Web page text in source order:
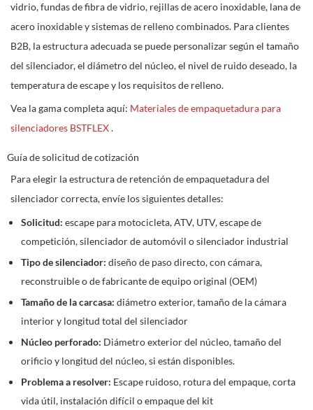
vidrio, fundas de fibra de vidrio, rejillas de acero inoxidable, lana de
acero inoxidable y sistemas de relleno combinados. Para clientes
B2B, la estructura adecuada se puede personalizar según el tamaño
del silenciador, el diámetro del núcleo, el nivel de ruido deseado, la
temperatura de escape y los requisitos de relleno.
Vea la gama completa aquí: Materiales de empaquetadura para
silenciadores BSTFLEX.
Guía de solicitud de cotización
Para elegir la estructura de retención de empaquetadura del
silenciador correcta, envíe los siguientes detalles:
Solicitud: escape para motocicleta, ATV, UTV, escape de
competición, silenciador de automóvil o silenciador industrial
Tipo de silenciador: diseño de paso directo, con cámara,
reconstruible o de fabricante de equipo original (OEM)
Tamaño de la carcasa: diámetro exterior, tamaño de la cámara
interior y longitud total del silenciador
Núcleo perforado: Diámetro exterior del núcleo, tamaño del
orificio y longitud del núcleo, si están disponibles.
Problema a resolver: Escape ruidoso, rotura del empaque, corta
vida útil, instalación difícil o empaque del kit